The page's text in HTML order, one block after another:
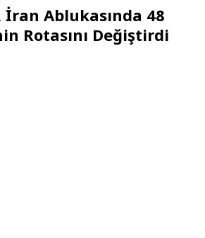
İran Ablukasında 48
Rotasını Değiştirdi